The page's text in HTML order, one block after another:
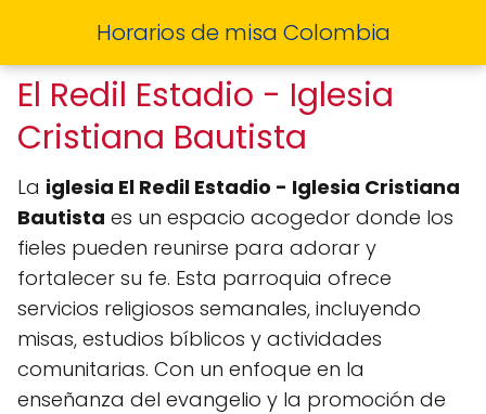
Horarios de misa Colombia
El Redil Estadio - Iglesia
Cristiana Bautista
La iglesia El Redil Estadio - Iglesia Cristiana
Bautista es un espacio acogedor donde los
fieles pueden reunirse para adorar y
fortalecer su fe. Esta parroquia ofrece
servicios religiosos semanales, incluyendo
misas, estudios bíblicos y actividades
comunitarias. Con un enfoque en la
enseñanza del evangelio y la promoción de